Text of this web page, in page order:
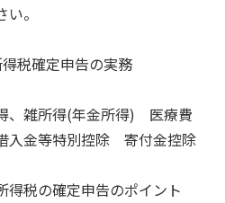
。
確定申告の実務
、雑所得(年金所得) 医療費
金等特別控除 寄付金控除
得税の確定申告のポイント